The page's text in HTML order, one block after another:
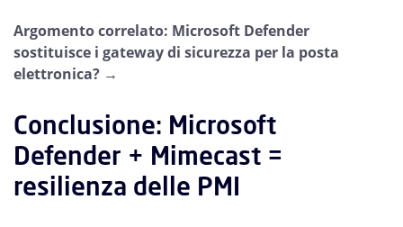
Argomento correlato: Microsoft Defender
sostituisce i gateway di sicurezza per la posta
elettronica? →
Conclusione: Microsoft
Defender + Mimecast =
resilienza delle PMI